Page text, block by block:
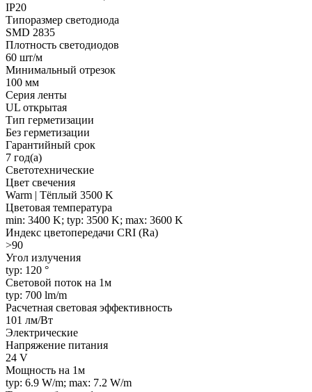
IP20
Типоразмер светодиода
SMD 2835
Плотность светодиодов
60 шт/м
Минимальный отрезок
100 мм
Серия ленты
UL открытая
Тип герметизации
Без герметизации
Гарантийный срок
7 год(а)
Светотехнические
Цвет свечения
Warm | Тёплый 3500 K
Цветовая температура
min: 3400 K; typ: 3500 K; max: 3600 K
Индекс цветопередачи CRI (Ra)
>90
Угол излучения
typ: 120 °
Световой поток на 1м
typ: 700 lm/m
Расчетная световая эффективность
101 лм/Вт
Электрические
Напряжение питания
24 V
Мощность на 1м
typ: 6.9 W/m; max: 7.2 W/m